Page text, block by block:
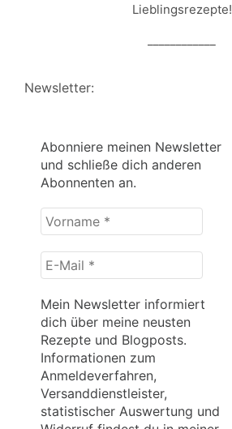
Lieblingsrezepte!
Newsletter:
Abonniere meinen Newsletter
und schließe dich anderen
Abonnenten an.
Vorname
*
E-
Mail
*
Mein Newsletter informiert
dich über meine neusten
Rezepte und Blogposts.
Informationen zum
Anmeldeverfahren,
Versanddienstleister,
statistischer Auswertung und